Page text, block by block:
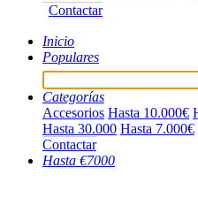
Contactar
Inicio
Populares
Categorías
Accesorios Hasta 10.000€
Hasta 30.000 Hasta 7.000€
Contactar
Hasta €7000